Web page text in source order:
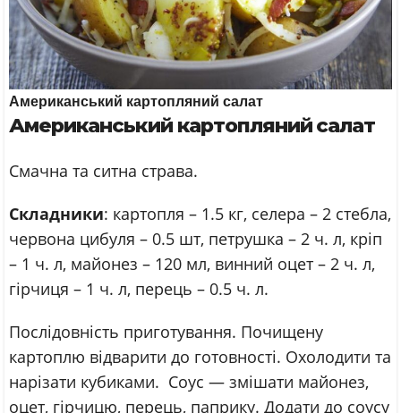
Американський картопляний салат
Американський картопляний салат
Смачна та ситна страва.
Складники: картопля – 1.5 кг, селера – 2 стебла,
червона цибуля – 0.5 шт, петрушка – 2 ч. л, кріп
– 1 ч. л, майонез – 120 мл, винний оцет – 2 ч. л,
гірчиця – 1 ч. л, перець – 0.5 ч. л.
Послідовність приготування. Почищену
картоплю відварити до готовності. Охолодити та
нарізати кубиками. Соус — змішати майонез,
оцет, гірчицю, перець, паприку. Додати до соусу